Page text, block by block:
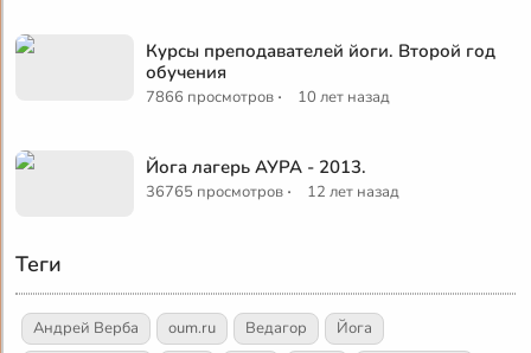
Курсы преподавателей йоги. Второй год
обучения
7866 просмотров · 10 лет назад
Йога лагерь АУРА - 2013.
36765 просмотров · 12 лет назад
Теги
Андрей Верба oum.ru Ведагор
Йога